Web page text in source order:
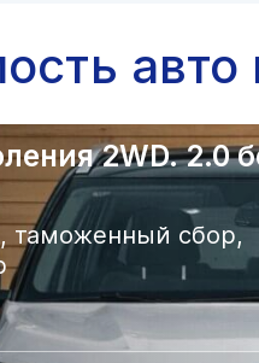
2WD. 2.0
таможенный сбор,